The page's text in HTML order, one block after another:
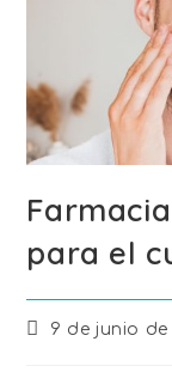
para el
9 de junio de